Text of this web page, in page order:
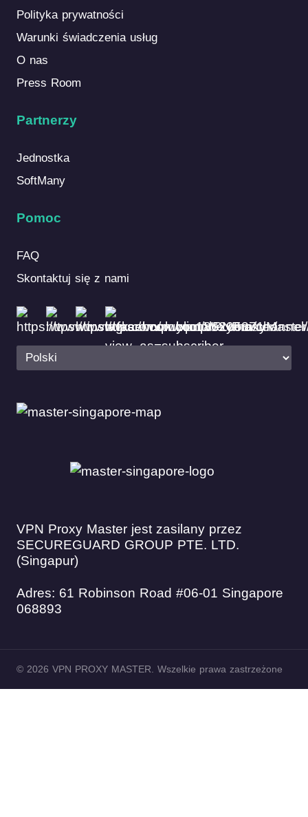
Polityka prywatności
Warunki świadczenia usług
O nas
Press Room
Partnerzy
Jednostka
SoftMany
Pomoc
FAQ
Skontaktuj się z nami
VPN Proxy Master jest zasilany przez
SECUREGUARD GROUP PTE. LTD.
(Singapur)
Adres: 61 Robinson Road #06-01 Singapore
068893
© 2026 VPN PROXY MASTER. Wszelkie prawa zastrzeżone